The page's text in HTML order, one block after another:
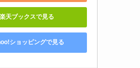
楽天ブックスで見る
ショッピングで見る